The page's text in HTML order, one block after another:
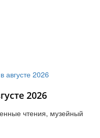
2026
чтения, музейный